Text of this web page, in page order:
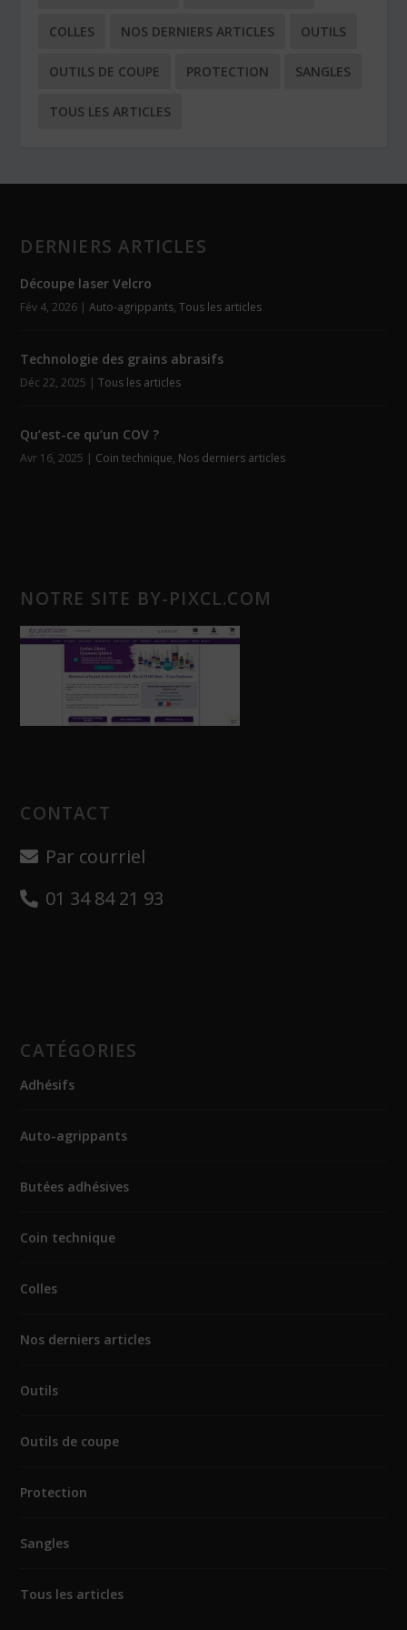
COLLES NOS DERNIERS ARTICLES OUTILS
OUTILS DE COUPE PROTECTION SANGLES
TOUS LES ARTICLES
DERNIERS ARTICLES
Découpe laser Velcro
Fév 4, 2026 |Auto-agrippants,Tous les articles
Technologie des grains abrasifs
Déc 22, 2025 |Tous les articles
Qu’est-ce qu’un COV ?
Avr 16, 2025 | Coin technique, Nos derniers articles
NOTRE SITE BY-PIXCL.COM
CONTACT
Par courriel
01 34 84 21 93
CATÉGORIES
Adhésifs
Auto-agrippants
Butées adhésives
Coin technique
Colles
Nos derniers articles
Outils
Outils de coupe
Protection
Sangles
Tous les articles